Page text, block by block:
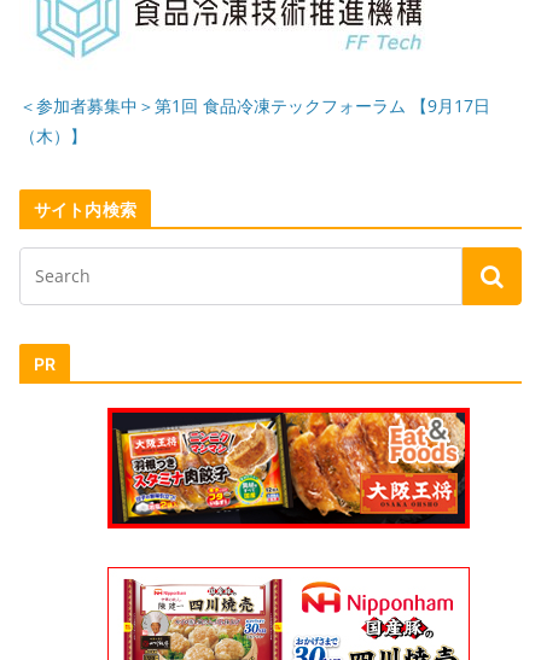
＜参加者募集中＞第1回 食品冷凍テックフォーラム 【9月17日
（木）】
サイト内検索
PR